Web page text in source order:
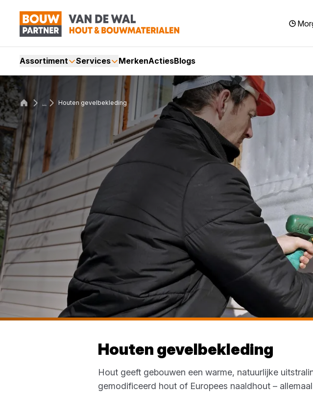
Assortiment Services MerkenActiesBlogs
... Houten gevelbekleding
Houten gevelbekleding
Hout geeft gebouwen een warme, natuurlijke
gemodificeerd hout of Europees naaldhout –